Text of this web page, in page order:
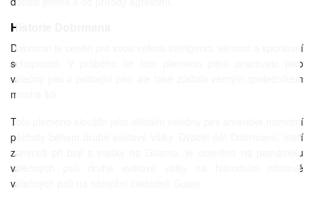
Historie Dobrmana
Dobrman je ceněn pro svou velkou inteligenci, věrnost a sportovní
schopnosti. V průběhu let toto plemeno pilně pracovalo jako
válečný pes a policejní pes, ale také zůstalo věrným společníkem
mnoha lidí.
Toto plemeno sloužilo jako oficiální válečný pes americké námořní
pěchoty během druhé světové války. Dvacet pět Dobrmanů, kteří
zahynuli při boji s vojáky na Guamu, je oceněno na památníku
válečných psů druhé světové války na Národním hřbitově
válečných psů na námořní základně Guam.